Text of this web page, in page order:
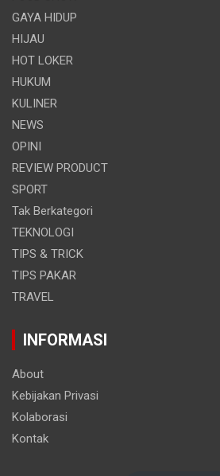
GAYA HIDUP
HIJAU
HOT LOKER
HUKUM
KULINER
NEWS
OPINI
REVIEW PRODUCT
SPORT
Tak Berkategori
TEKNOLOGI
TIPS & TRICK
TIPS PAKAR
TRAVEL
INFORMASI
About
Kebijakan Privasi
Kolaborasi
Kontak